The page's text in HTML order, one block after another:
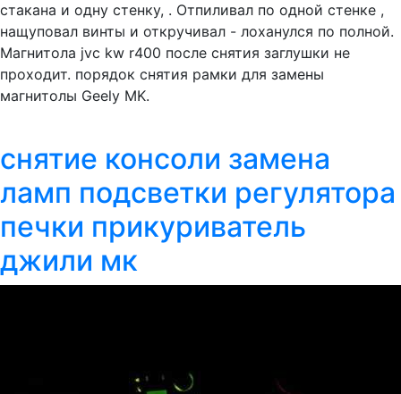
стакана и одну стенку, . Отпиливал по одной стенке ,
нащуповал винты и откручивал - лоханулся по полной.
Магнитола jvc kw r400 после снятия заглушки не
проходит. порядок снятия рамки для замены
магнитолы Geely MK.
снятие консоли замена
ламп подсветки регулятора
печки прикуриватель
джили мк